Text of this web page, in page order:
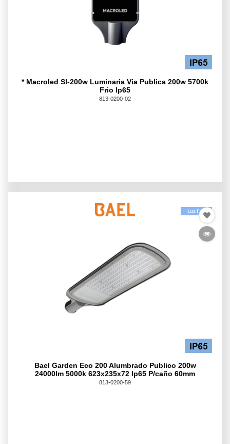
* Macroled Sl-200w Luminaria Via Publica 200w 5700k
Frio Ip65
813-0200-02
Bael Garden Eco 200 Alumbrado Publico 200w
24000lm 5000k 623x235x72 Ip65 P/caño 60mm
813-0200-59